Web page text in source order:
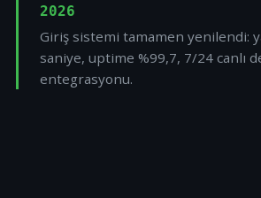
2026
Giriş sistemi tamamen yenilendi:
saniye, uptime %99,7, 7/24 canlı
entegrasyonu.